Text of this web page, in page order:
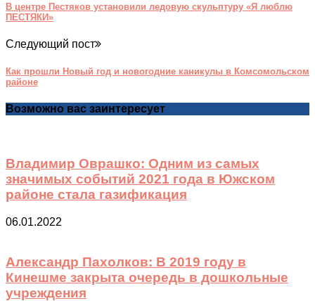
В центре Пестяков установили ледовую скульптуру «Я люблю
ПЕСТЯКИ»
Следующий пост
Как прошли Новый год и новогодние каникулы в Комсомольском
районе
Возможно вас заинтересует
Владимир Оврашко: Одним из самых
значимых событий 2021 года в Южском
районе стала газификация
06.01.2022
Александр Пахолков: В 2019 году в
Кинешме закрыта очередь в дошкольные
учреждения